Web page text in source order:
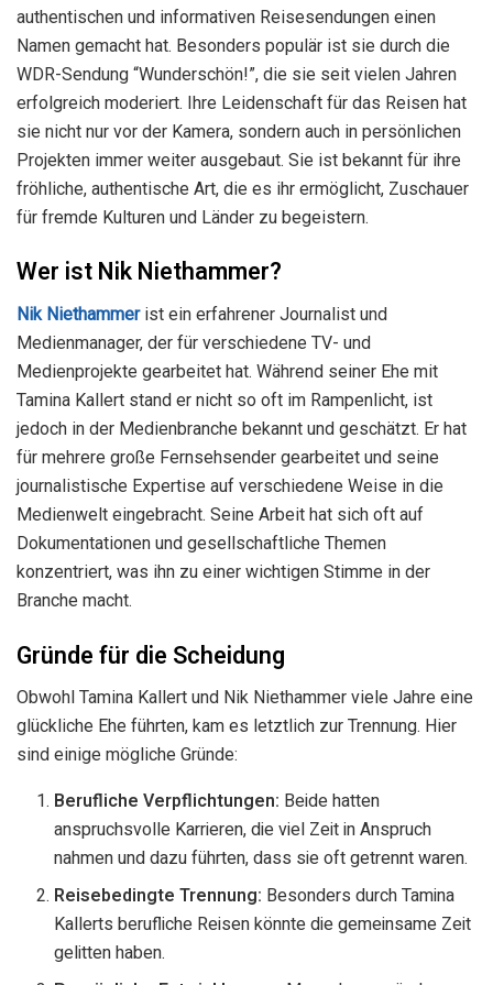
authentischen und informativen Reisesendungen einen
Namen gemacht hat. Besonders populär ist sie durch die
WDR-Sendung “Wunderschön!”, die sie seit vielen Jahren
erfolgreich moderiert. Ihre Leidenschaft für das Reisen hat
sie nicht nur vor der Kamera, sondern auch in persönlichen
Projekten immer weiter ausgebaut. Sie ist bekannt für ihre
fröhliche, authentische Art, die es ihr ermöglicht, Zuschauer
für fremde Kulturen und Länder zu begeistern.
Wer ist Nik Niethammer?
Nik Niethammerist ein erfahrener Journalist und
Medienmanager, der für verschiedene TV- und
Medienprojekte gearbeitet hat. Während seiner Ehe mit
Tamina Kallert stand er nicht so oft im Rampenlicht, ist
jedoch in der Medienbranche bekannt und geschätzt. Er hat
für mehrere große Fernsehsender gearbeitet und seine
journalistische Expertise auf verschiedene Weise in die
Medienwelt eingebracht. Seine Arbeit hat sich oft auf
Dokumentationen und gesellschaftliche Themen
konzentriert, was ihn zu einer wichtigen Stimme in der
Branche macht.
Gründe für die Scheidung
Obwohl Tamina Kallert und Nik Niethammer viele Jahre eine
glückliche Ehe führten, kam es letztlich zur Trennung. Hier
sind einige mögliche Gründe:
Berufliche Verpflichtungen: Beide hatten
anspruchsvolle Karrieren, die viel Zeit in Anspruch
nahmen und dazu führten, dass sie oft getrennt waren.
Reisebedingte Trennung: Besonders durch Tamina
Kallerts berufliche Reisen könnte die gemeinsame Zeit
gelitten haben.